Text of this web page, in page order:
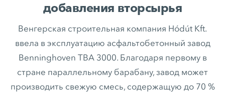
добавления вторсырья
Венгерская строительная компания Hódút Kft.
ввела в эксплуатацию асфальтобетонный завод
Benninghoven TBA 3000. Благодаря первому в
стране параллельному барабану, завод может
производить свежую смесь, содержащую до 70 %